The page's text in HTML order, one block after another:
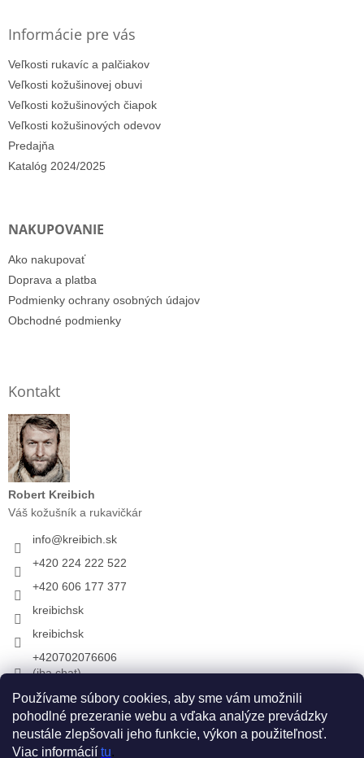
Používame súbory cookies, aby sme vám umožnili
pohodlné prezeranie webu a vďaka analýze prevádzky
neustále zlepšovali jeho funkcie, výkon a použiteľnosť.
Viac informácií tu.
Informácie pre vás
Veľkosti rukavíc a palčiakov
Veľkosti kožušinovej obuvi
Veľkosti kožušinových čiapok
Veľkosti kožušinových odevov
Predajňa
Katalóg 2024/2025
NAKUPOVANIE
Ako nakupovať
Doprava a platba
Podmienky ochrany osobných údajov
Obchodné podmienky
Kontakt
Robert Kreibich
Váš kožušník a rukavičkár
info@kreibich.sk
+420 224 222 522
+420 606 177 377
kreibichsk
kreibichsk
+420702076606
(iba chat)
Prijímame online platby